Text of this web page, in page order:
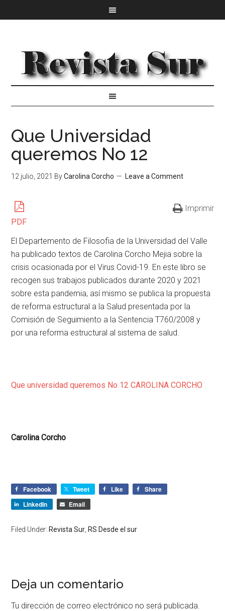
Que Universidad
queremos No 12
12 julio, 2021 ByCarolina Corcho Leave a Comment
PDF
Imprimir
El Departemento de Filosofia de la Universidad del Valle
ha publicado textos de Carolina Corcho Mejia sobre la
crisis ocasionada por el Virus Covid-19. En este libro se
recogen sus trabajos publicados durante 2020 y 2021
sobre esta pandemia, así mismo se publica la propuesta
de reforma estructural a la Salud presentada por la
Comisión de Seguimiento a la Sentencia T760/2008 y
por una reforma estructural al sistema de salud.
Que universidad queremos No 12 CAROLINA CORCHO
Carolina Corcho
Facebook Tweet Like
Share
LinkedIn
Email
Filed Under: Revista Sur RS Desde el sur
Deja un comentario
Tu dirección de correo electrónico no será publicada.